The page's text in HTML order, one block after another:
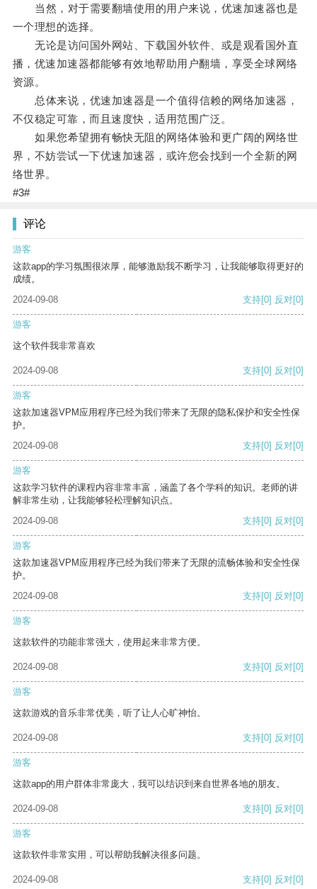
当然，对于需要翻墙使用的用户来说，优速加速器也是
一个理想的选择。
无论是访问国外网站、下载国外软件、或是观看国外直
播，优速加速器都能够有效地帮助用户翻墙，享受全球网络
资源。
总体来说，优速加速器是一个值得信赖的网络加速器，
不仅稳定可靠，而且速度快，适用范围广泛。
如果您希望拥有畅快无阻的网络体验和更广阔的网络世
界，不妨尝试一下优速加速器，或许您会找到一个全新的网
络世界。
#3#
评论
游客
这款app的学习氛围很浓厚，能够激励我不断学习，让我能够取得更好的
成绩。
2024-09-08
支持[0] 反对[0]
游客
这个软件我非常喜欢
2024-09-08 支持[0] 反对[0]
游客
这款加速器VPM应用程序已经为我们带来了无限的隐私保护和安全性保
护。
2024-09-08
支持[0] 反对[0]
游客
这款学习软件的课程内容非常丰富，涵盖了各个学科的知识。老师的讲
解非常生动，让我能够轻松理解知识点。
2024-09-08
支持[0] 反对[0]
游客
这款加速器VPM应用程序已经为我们带来了无限的流畅体验和安全性保
护。
2024-09-08
支持[0] 反对[0]
游客
这款软件的功能非常强大，使用起来非常方便。
2024-09-08 支持[0] 反对[0]
游客
这款游戏的音乐非常优美，听了让人心旷神怡。
2024-09-08 支持[0] 反对[0]
游客
这款app的用户群体非常庞大，我可以结识到来自世界各地的朋友。
2024-09-08 支持[0] 反对[0]
游客
这款软件非常实用，可以帮助我解决很多问题。
2024-09-08 支持[0] 反对[0]